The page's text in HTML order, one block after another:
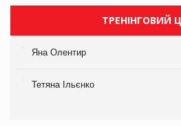
ТРЕНІНГОВИЙ
Яна Олентир
Тетяна Ільєнко